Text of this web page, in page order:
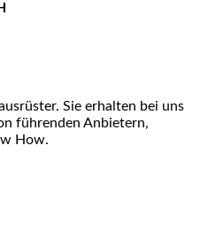
Sie erhalten bei uns
führenden Anbietern,
How.